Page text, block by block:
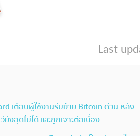
เตือนผู้ใช้งานรีบย้าย Bitcoin ด่วน หลัง
ยังอุดไม่ได้ และถูกเจาะต่อเนื่อง